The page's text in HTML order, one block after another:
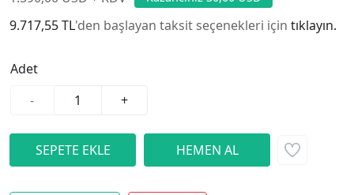
9.717,55 TL'den başlayan taksit seçenekleri için tıklayın.
Adet
-
+